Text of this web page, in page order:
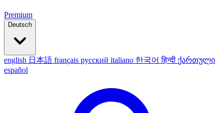
Premium
Deutsch
english 日本語 français русский italiano 한국어हिन्दी ქართული
español